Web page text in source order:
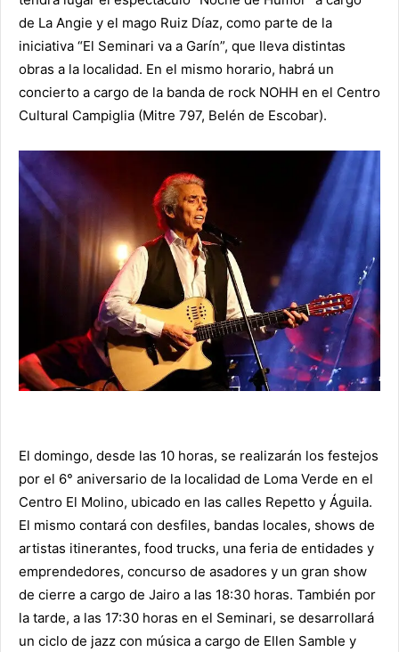
de La Angie y el mago Ruiz Díaz, como parte de la
iniciativa “El Seminari va a Garín”, que lleva distintas
obras a la localidad. En el mismo horario, habrá un
concierto a cargo de la banda de rock NOHH en el Centro
Cultural Campiglia (Mitre 797, Belén de Escobar).
El domingo, desde las 10 horas, se realizarán los festejos
por el 6° aniversario de la localidad de Loma Verde en el
Centro El Molino, ubicado en las calles Repetto y Águila.
El mismo contará con desfiles, bandas locales, shows de
artistas itinerantes, food trucks, una feria de entidades y
emprendedores, concurso de asadores y un gran show
de cierre a cargo de Jairo a las 18:30 horas. También por
la tarde, a las 17:30 horas en el Seminari, se desarrollará
un ciclo de jazz con música a cargo de Ellen Samble y